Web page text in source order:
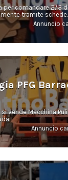
per comandare 2/3
tramite
Annuncio
PFG
vende Macchina
Annuncio